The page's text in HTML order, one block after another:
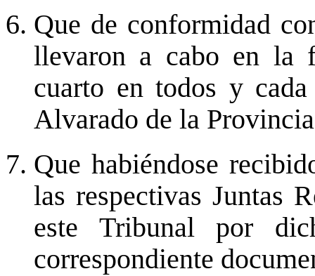
Que de conformidad
llevaron a cabo en la
cuarto en todos y
Alvarado de la
Que habiéndose
las respectivas Juntas
este Tribunal por
correspondiente